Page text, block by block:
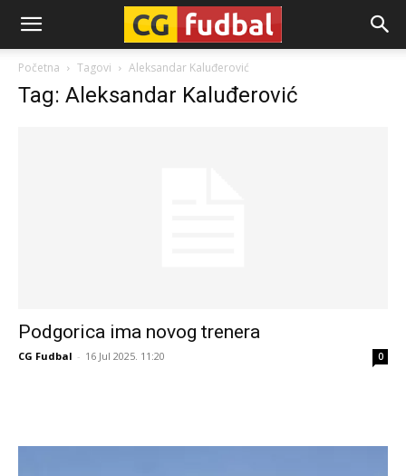
CG-
Fudbal
Početna Tagovi Aleksandar Kaluđerović
Tag: Aleksandar Kaluđerović
Podgorica ima novog trenera
CG Fudbal - 16 Jul 2025. 11:20 0